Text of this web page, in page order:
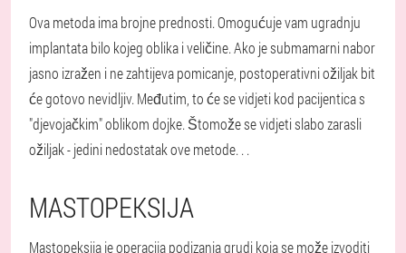
Ova metoda ima brojne prednosti. Omogućuje vam ugradnju
implantata bilo kojeg oblika i veličine. Ako je submamarni nabor
jasno izražen i ne zahtijeva pomicanje, postoperativni ožiljak bit
će gotovo nevidljiv. Međutim, to će se vidjeti kod pacijentica s
"djevojačkim" oblikom dojke. Štomože se vidjeti slabo zarasli
ožiljak - jedini nedostatak ove metode. . .
MASTOPEKSIJA
Mastopeksija je operacija podizanja grudi koja se može izvoditi